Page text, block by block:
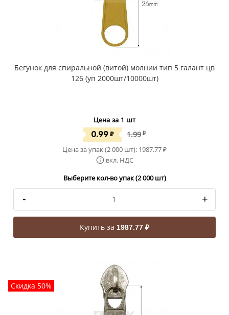
Бегунок для спиральной (витой) молнии тип 5 галант цв
126 (уп 2000шт/10000шт)
Цена за 1 шт
0.99₽ 1.99 ₽
Цена за упак (2 000 шт): 1987.77₽
вкл. НДС
Выберите кол-во упак (2 000 шт)
- +
Купить за 1987.77 ₽
Скидка 50%